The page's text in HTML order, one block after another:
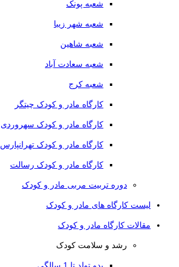
شعبه پونک
شعبه شهر زیبا
شعبه شاهین
شعبه سعادت آباد
شعبه کرج
کارگاه مادر و کودک چیتگر
کارگاه مادر و کودک سهروردی
کارگاه مادر و کودک تهرانپارس
کارگاه مادر و کودک رسالت
دوره تربیت مربی مادر و کودک
لیست کارگاه های مادر و کودک
مقالات کارگاه مادر و کودک
رشد و سلامت کودک